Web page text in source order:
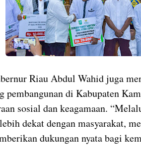
Riau Abdul Wahid juga
pembangunan di Kabupaten
sosial dan keagamaan.
dekat dengan masyarakat,
dukungan nyata bagi